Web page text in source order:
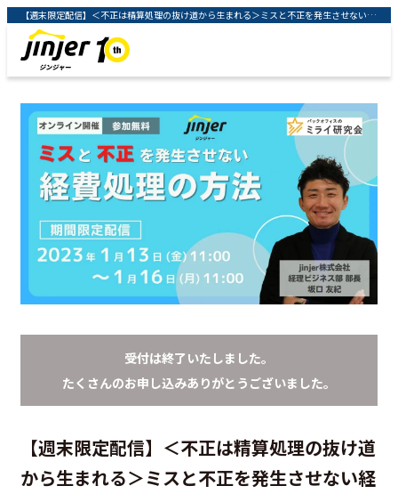
【週末限定配信】＜不正は精算処理の抜け道から生まれる＞ミスと不正を発生させない経費処理の方法 ｜クラウド型人事労務システム「ジンジャー」 ｜ jinjer株式会社
受付は終了いたしました。
たくさんのお申し込みありがとうございました。
【週末限定配信】＜不正は精算処理の抜け道
から生まれる＞ミスと不正を発生させない経